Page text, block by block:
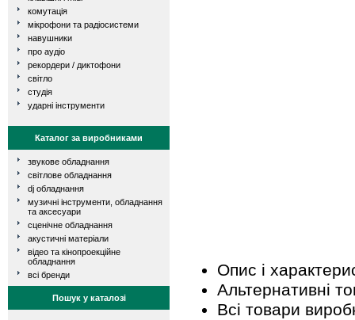
комутація
мікрофони та радіосистеми
навушники
про аудіо
рекордери / диктофони
світло
студія
ударні інструменти
Каталог за виробниками
звукове обладнання
світлове обладнання
dj обладнання
музичні інструменти, обладнання
та аксесуари
сценічне обладнання
акустичні матеріали
відео та кінопроекційне
обладнання
всі бренди
Пошук у каталозі
Опис і
Альтернативні
Всі товари